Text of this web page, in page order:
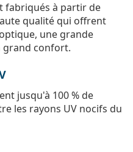
fabriqués à partir de
qualité qui offrent
une grande
grand confort.
jusqu'à 100 % de
les rayons UV nocifs du